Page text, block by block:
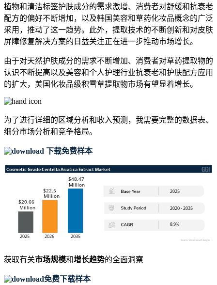
植物和清洁标签护肤成分的需求激增、消费者对舒缓和抗衰老
配方的偏好不断增加，以及韩国美容和草药化妆品概念的广泛
采用，推动了这一趋势。此外，提取技术的不断创新和对皮肤
屏障修复解决方案的日益关注正在进一步推动市场增长。
由于对天然护肤成分的需求不断增加、消费者对草药提取物的
认识不断提高以及美容和个人护理行业抗衰老和护肤配方应用
的扩大，美国化妆品级积雪草提取物市场有望显着增长。
为了进行详细的区域分析和收入预测，我需要完整的数据表、
细分市场分析和竞争格局。
下载免费样本
获取有关市场规模和增长趋势的全面洞察
免费下载样本